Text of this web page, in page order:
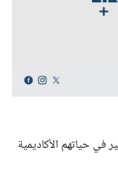
في حياتهم الأكاديمية